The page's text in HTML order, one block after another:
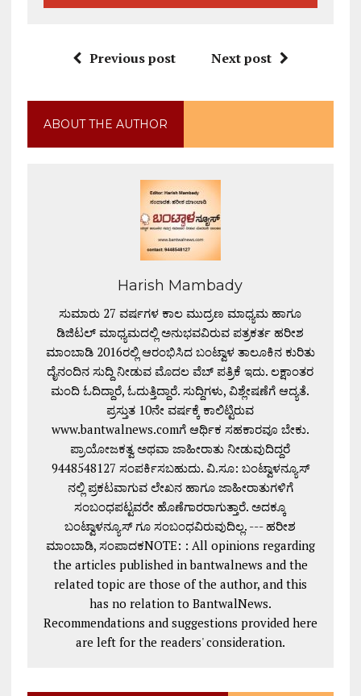
Previous post Next post
ABOUT THE AUTHOR
Harish Mambady
ಸುಮಾರು 27 ವರ್ಷಗಳ ಕಾಲ ಮುದ್ರಣ ಮಾಧ್ಯಮ ಹಾಗೂ
ಡಿಜಿಟಲ್ ಮಾಧ್ಯಮದಲ್ಲಿ ಅನುಭವವಿರುವ ಪತ್ರಕರ್ತ ಹರೀಶ
ಮಾಂಬಾಡಿ 2016ರಲ್ಲಿ ಆರಂಭಿಸಿದ ಬಂಟ್ವಾಳ ತಾಲೂಕಿನ ಕುರಿತು
ದೈನಂದಿನ ಸುದ್ದಿ ನೀಡುವ ಮೊದಲ ವೆಬ್ ಪತ್ರಿಕೆ ಇದು. ಲಕ್ಷಾಂತರ
ಮಂದಿ ಓದಿದ್ದಾರೆ, ಓದುತ್ತಿದ್ದಾರೆ. ಸುದ್ದಿಗಳು, ವಿಶ್ಲೇಷಣೆಗೆ ಆದ್ಯತೆ.
ಪ್ರಸ್ತುತ 10ನೇ ವರ್ಷಕ್ಕೆ ಕಾಲಿಟ್ಟಿರುವ
www.bantwalnews.comಗೆ ಆರ್ಥಿಕ ಸಹಕಾರವೂ ಬೇಕು.
ಪ್ರಾಯೋಜಕತ್ವ ಅಥವಾ ಜಾಹೀರಾತು ನೀಡುವುದಿದ್ದರೆ
9448548127 ಸಂಪರ್ಕಿಸಬಹುದು. ವಿ.ಸೂ: ಬಂಟ್ವಾಳನ್ಯೂಸ್
ನಲ್ಲಿ ಪ್ರಕಟವಾಗುವ ಲೇಖನ ಹಾಗೂ ಜಾಹೀರಾತುಗಳಿಗೆ
ಸಂಬಂಧಪಟ್ಟವರೇ ಹೊಣೆಗಾರರಾಗುತ್ತಾರೆ. ಅದಕ್ಕೂ
ಬಂಟ್ವಾಳನ್ಯೂಸ್ ಗೂ ಸಂಬಂಧವಿರುವುದಿಲ್ಲ. --- ಹರೀಶ
ಮಾಂಬಾಡಿ, ಸಂಪಾದಕNOTE: : All opinions regarding
the articles published in bantwalnews and the
related topic are those of the author, and this
has no relation to BantwalNews.
Recommendations and suggestions provided here
are left for the readers' consideration.